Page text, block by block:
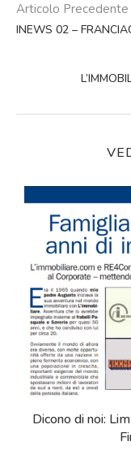
Articolo Precedente
INEWS 02 –
Dicono di noi: